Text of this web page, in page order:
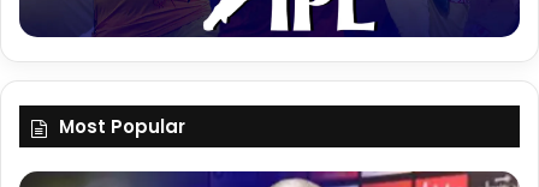
Most Popular